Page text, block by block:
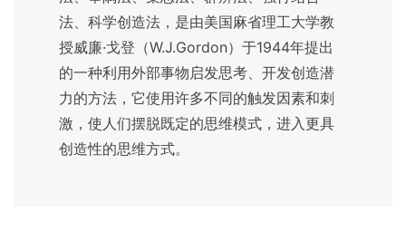
法、科学创造法，是由美国麻省理工大学教
授威廉·戈登（W.J.Gordon）于1944年提出
的一种利用外部事物启发思考、开发创造潜
力的方法，它使用许多不同的触发因素和刺
激，使人们摆脱既定的思维模式，进入更具
创造性的思维方式。